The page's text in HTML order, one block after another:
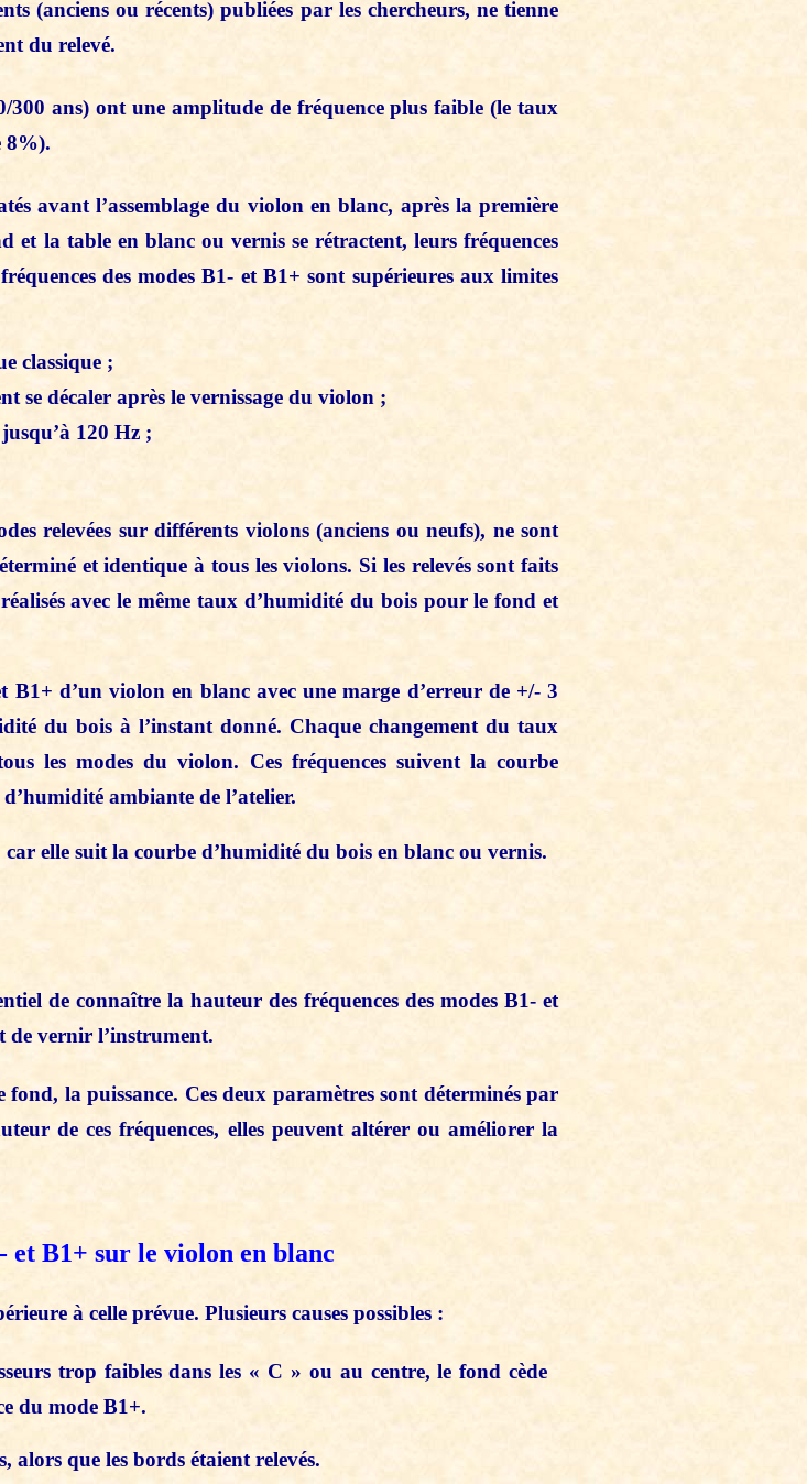
(anciens ou récents) publiées par les chercheurs, ne tienne
du relevé.
300 ans) ont une amplitude de fréquence plus faible (le taux
8%).
avant l’assemblage du violon en blanc, après la première
la table en blanc ou vernis se rétractent, leurs fréquences
des modes B1- et B1+ sont supérieures aux limites
classique ;
décaler après le vernissage du violon ;
120 Hz ;
relevées sur différents violons (anciens ou neufs), ne sont
et identique à tous les violons. Si les relevés sont faits
avec le même taux d’humidité du bois pour le fond et
B1+ d’un violon en blanc avec une marge d’erreur de +/- 3
du bois à l’instant donné. Chaque changement du taux
les modes du violon. Ces fréquences suivent la courbe
ambiante de l’atelier.
elle suit la courbe d’humidité du bois en blanc ou vernis.
de connaître la hauteur des fréquences des modes B1- et
de vernir l’instrument.
la puissance. Ces deux paramètres sont déterminés par
de ces fréquences, elles peuvent altérer ou améliorer la
et B1+ sur le violon en blanc
à celle prévue. Plusieurs causes possibles :
trop faibles dans les « C » ou au centre, le fond cède
du mode B1+.
alors que les bords étaient relevés.